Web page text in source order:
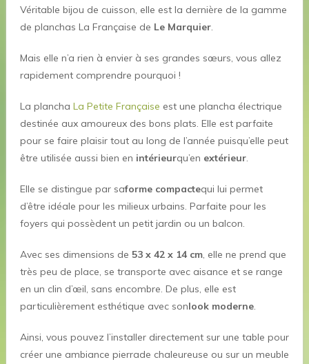
Véritable bijou de cuisson, elle est la dernière de la gamme
de planchas La Française de Le Marquier.
Mais elle n’a rien à envier à ses grandes sœurs, vous allez
rapidement comprendre pourquoi !
La plancha La Petite Française est une plancha électrique
destinée aux amoureux des bons plats. Elle est parfaite
pour se faire plaisir tout au long de l’année puisqu’elle peut
être utilisée aussi bien en intérieurqu’en extérieur.
Elle se distingue par saforme compactequi lui permet
d’être idéale pour les milieux urbains. Parfaite pour les
foyers qui possèdent un petit jardin ou un balcon.
Avec ses dimensions de 53 x 42 x 14 cm, elle ne prend que
très peu de place, se transporte avec aisance et se range
en un clin d’œil, sans encombre. De plus, elle est
particulièrement esthétique avec sonlook moderne.
Ainsi, vous pouvez l’installer directement sur une table pour
créer une ambiance pierrade chaleureuse ou sur un meuble